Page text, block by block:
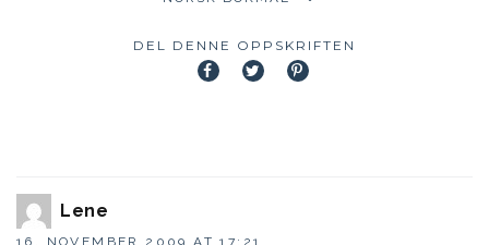
DEL DENNE OPPSKRIFTEN
Lene
16. NOVEMBER 2009 AT 17:21